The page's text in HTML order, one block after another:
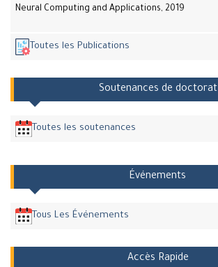
Neural Computing and Applications, 2019
Toutes les Publications
Soutenances de doctorat
Toutes les soutenances
Événements
Tous Les Événements
Accès Rapide